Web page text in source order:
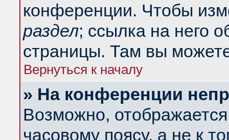
конференции. Чтобы
раздел; ссылка на него
страницы. Там вы
Вернуться к началу
» На конференции
Возможно,
часовому поясу, а не к